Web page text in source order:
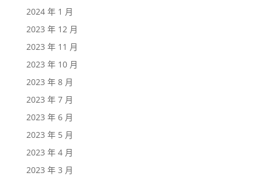
2024 年 1 月
2023 年 12 月
2023 年 11 月
2023 年 10 月
2023 年 8 月
2023 年 7 月
2023 年 6 月
2023 年 5 月
2023 年 4 月
2023 年 3 月